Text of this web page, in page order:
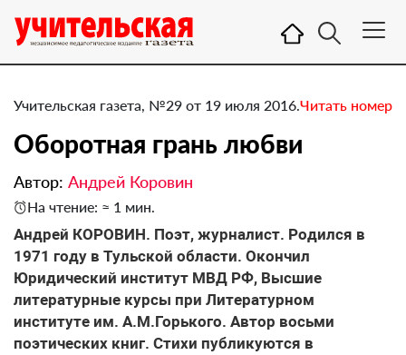
Учительская газета, №29 от 19 июля 2016.Читать номер
Оборотная грань любви
Автор: Андрей Коровин
На чтение: ≈ 1 мин.
Андрей КОРОВИН. Поэт, журналист. Родился в
1971 году в Тульской области. Окончил
Юридический институт МВД РФ, Высшие
литературные курсы при Литературном
институте им. А.М.Горького. Автор восьми
поэтических книг. Стихи публикуются в